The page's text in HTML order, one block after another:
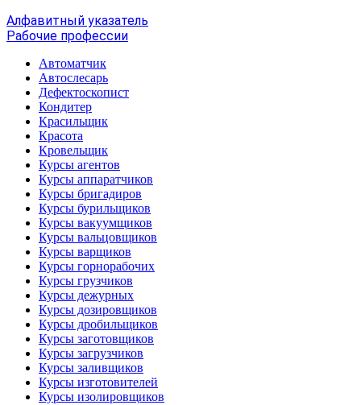
Алфавитный указатель
Рабочие профессии
Автоматчик
Автослесарь
Дефектоскопист
Кондитер
Красильщик
Красота
Кровельщик
Курсы агентов
Курсы аппаратчиков
Курсы бригадиров
Курсы бурильщиков
Курсы вакуумщиков
Курсы вальцовщиков
Курсы варщиков
Курсы горнорабочих
Курсы грузчиков
Курсы дежурных
Курсы дозировщиков
Курсы дробильщиков
Курсы заготовщиков
Курсы загрузчиков
Курсы заливщиков
Курсы изготовителей
Курсы изолировщиков